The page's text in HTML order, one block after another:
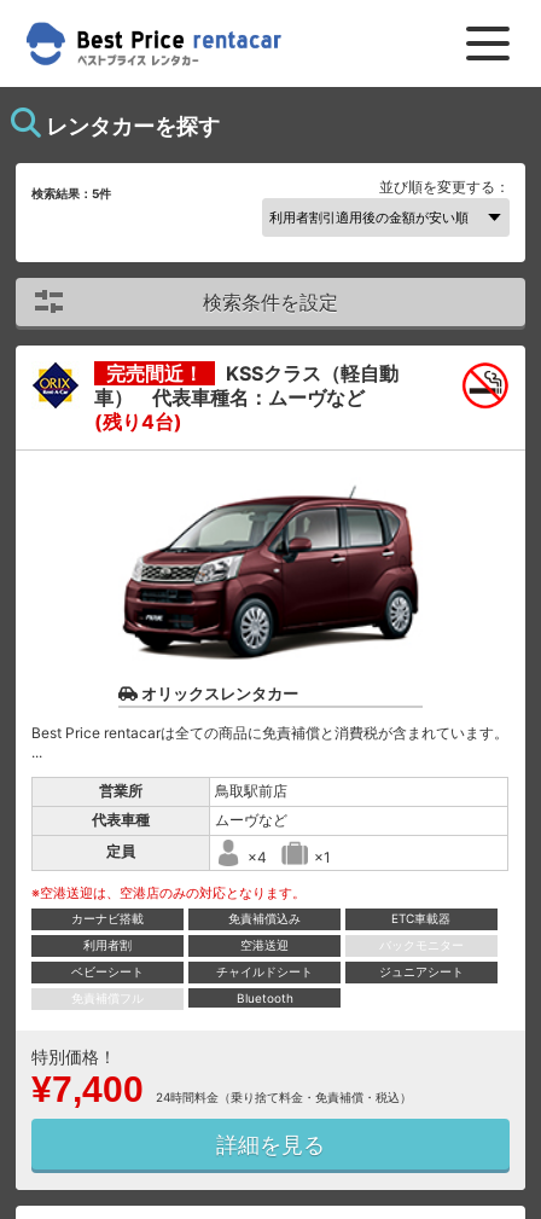
レンタカーを探す
検索結果：5件 並び順を変更する：
検索条件を設定
完売間近！
KSSクラス（軽自動
車） 代表車種名：ムーヴなど
(残り4台)
オリックスレンタカー
Best Price rentacarは全ての商品に免責補償と消費税が含まれています。
...
営業所
鳥取駅前店
代表車種
ムーヴなど
定員
×4 ×1
※空港送迎は、空港店のみの対応となります。
カーナビ搭載 免責補償込み
ETC車載器
利用者割
空港送迎
バックモニター
ベビーシート
チャイルドシート
ジュニアシート
免責補償フル
Bluetooth
特別価格！
¥7,400 24時間料金（乗り捨て料金・免責補償・税込）
詳細を見る